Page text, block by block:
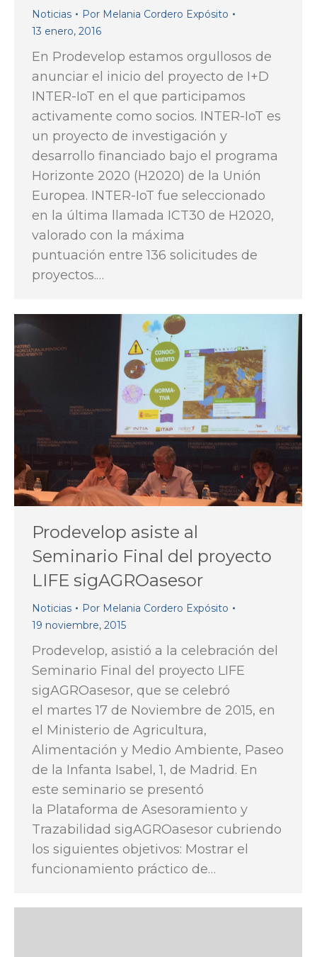
Noticias Por Melania Cordero Expósito
13 enero, 2016
En Prodevelop estamos orgullosos de
anunciar el inicio del proyecto de I+D
INTER-IoT en el que participamos
activamente como socios. INTER-IoT es
un proyecto de investigación y
desarrollo financiado bajo el programa
Horizonte 2020 (H2020) de la Unión
Europea. INTER-IoT fue seleccionado
en la última llamada ICT30 de H2020,
valorado con la máxima
puntuación entre 136 solicitudes de
proyectos.…
Prodevelop asiste al
Seminario Final del proyecto
LIFE sigAGROasesor
Noticias Por Melania Cordero Expósito
19 noviembre, 2015
Prodevelop, asistió a la celebración del
Seminario Final del proyecto LIFE
sigAGROasesor, que se celebró
el martes 17 de Noviembre de 2015, en
el Ministerio de Agricultura,
Alimentación y Medio Ambiente, Paseo
de la Infanta Isabel, 1, de Madrid. En
este seminario se presentó
la Plataforma de Asesoramiento y
Trazabilidad sigAGROasesor cubriendo
los siguientes objetivos: Mostrar el
funcionamiento práctico de…